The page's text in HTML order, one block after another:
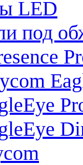
LED
под